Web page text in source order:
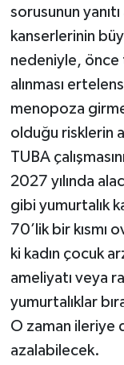
sorusunun
kanserlerinin
nedeniyle, önce
alınması
menopoza
olduğu risklerin
TUBA
2027 yılında
gibi yumurtalık
70’lik bir kısmı
ki kadın çocuk
ameliyatı veya
yumurtalıklar
O zaman ileriye
azalabilecek.